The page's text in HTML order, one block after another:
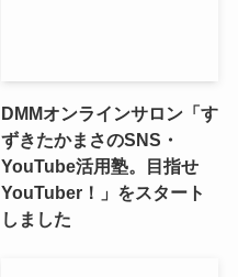
DMMオンラインサロン「す
ずきたかまさのSNS・
YouTube活用塾。目指せ
YouTuber！」をスタート
しました